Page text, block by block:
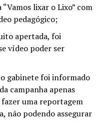
lixar o Lixo” com
pedagógico;
apertada, foi
vídeo poder ser
gabinete foi informado
campanha apenas
uma reportagem
não podendo assegurar